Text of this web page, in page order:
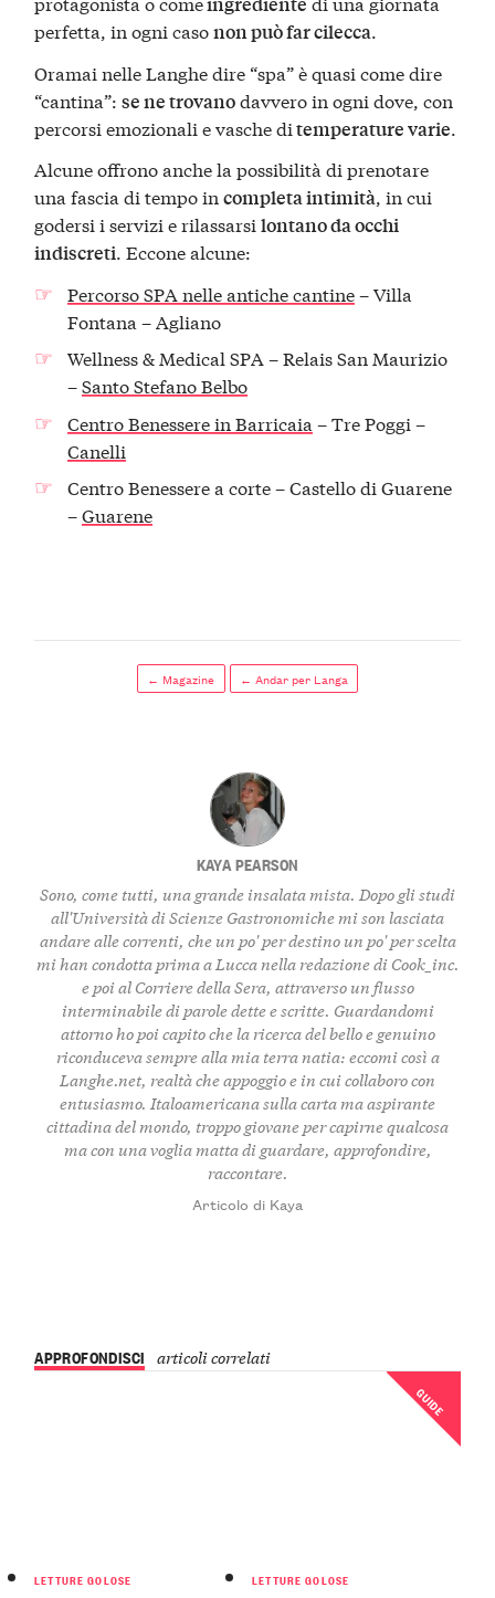
perfetta, in ogni casonon può far cilecca.
Oramai nelle Langhe dire “spa” è quasi come dire
“cantina”:se ne trovanodavvero in ogni dove, con
percorsi emozionali e vasche ditemperature varie.
Alcune offrono anche la possibilità di prenotare
una fascia di tempo incompleta intimità, in cui
godersi i servizi e rilassarsilontano da occhi
indiscreti. Eccone alcune:
Percorso SPA nelle antiche cantine– Villa
Fontana – Agliano
Wellness & Medical SPA – Relais San Maurizio
–Santo Stefano Belbo
Centro Benessere in Barricaia – Tre Poggi –
Canelli
Centro Benessere a corte – Castello di Guarene
–Guarene
← Magazine ← Andar per Langa
KAYA PEARSON
Sono, come tutti, una grande insalata mista. Dopo gli studi
all'Università di Scienze Gastronomiche mi son lasciata
andare alle correnti, che un po' per destino un po' per scelta
mi han condotta prima a Lucca nella redazione di Cook_inc.
e poi al Corriere della Sera, attraverso un flusso
interminabile di parole dette e scritte. Guardandomi
attorno ho poi capito che la ricerca del bello e genuino
riconduceva sempre alla mia terra natia: eccomi così a
Langhe.net, realtà che appoggio e in cui collaboro con
entusiasmo. Italoamericana sulla carta ma aspirante
cittadina del mondo, troppo giovane per capirne qualcosa
ma con una voglia matta di guardare, approfondire,
raccontare.
Articolo di Kaya
APPROFONDISCI articoli correlati
LETTURE GOLOSE
GUIDE
LETTURE GOLOSE